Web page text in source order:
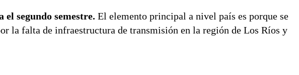
segundo semestre. El elemento principal a nivel país es porque se
la falta de infraestructura de transmisión en la región de Los Ríos y